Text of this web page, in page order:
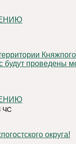
будут проведены
ЧС
округа!